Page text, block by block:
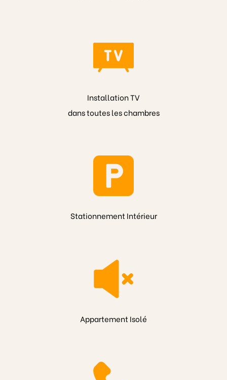
Installation TV
dans toutes les chambres
Stationnement Intérieur
Appartement Isolé